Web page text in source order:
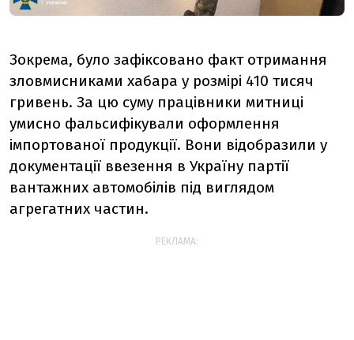
Зокрема, було зафіксовано факт отримання
зловмисниками хабара у розмірі 410 тисяч
гривень. За цю суму працівники митниці
умисно фальсифікували оформлення
імпортованої продукції. Вони відобразили у
документації ввезення в Україну партії
вантажних автомобілів під виглядом
агрегатних частин.
РЕКЛАМА: